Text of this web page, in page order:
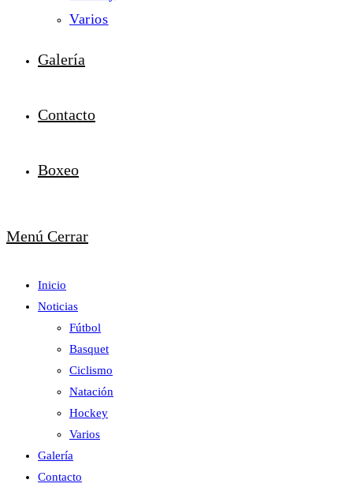
Varios
Galería
Contacto
Boxeo
Menú Cerrar
Inicio
Noticias
Fútbol
Basquet
Ciclismo
Natación
Hockey
Varios
Galería
Contacto